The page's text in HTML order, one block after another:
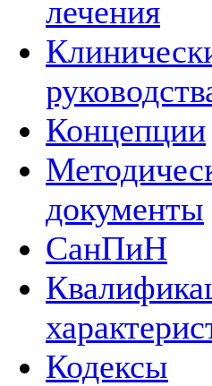
лечения
Концепции
документы
СанПиН
Кодексы